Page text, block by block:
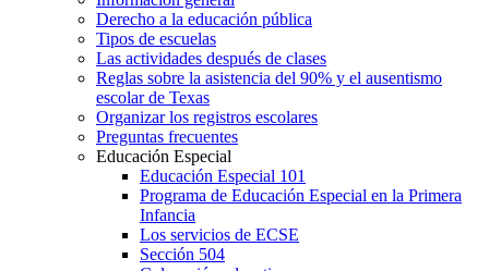
Derecho a la educación pública
Tipos de escuelas
Las actividades después de clases
Reglas sobre la asistencia del 90% y el ausentismo
escolar de Texas
Organizar los registros escolares
Preguntas frecuentes
Educación Especial
Educación Especial 101
Programa de Educación Especial en la Primera
Infancia
Los servicios de ECSE
Sección 504